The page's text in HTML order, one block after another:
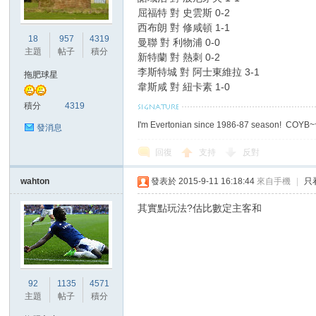
18
主題
957
帖子
4319
積分
拖肥球星
積分 4319
發消息
屈福特 對 史雲斯 0-2
西布朗 對 修咸頓 1-1
曼聯 對 利物浦 0-0
新特蘭 對 熱刺 0-2
李斯特城 對 阿士東維拉 3-1
韋斯咸 對 紐卡素 1-0
I'm Evertonian since 1986-87 season!
回復 支持 反對
wahton
92
主題
1135
帖子
4571
積分
發表於 2015-9-11 16:18:44 來自手機 只
其實點玩法?估比數定主客和